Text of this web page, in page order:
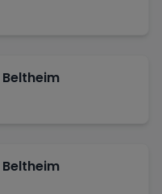
Beltheim
Beltheim